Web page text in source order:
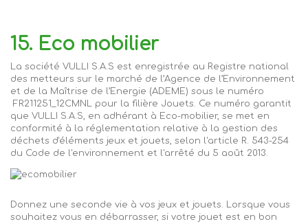
15. Eco mobilier
La société VULLI S.A.S est enregistrée au Registre national
des metteurs sur le marché de l’Agence de l’Environnement
et de la Maîtrise de l’Energie (ADEME) sous le numéro
FR211251_12CMNL pour la filière Jouets. Ce numéro garantit
que VULLI S.A.S, en adhérant à Eco-mobilier, se met en
conformité à la réglementation relative à la gestion des
déchets d'éléments jeux et jouets, selon l'article R. 543-254
du Code de l'environnement et l'arrêté du 5 août 2013.
Donnez une seconde vie à vos jeux et jouets. Lorsque vous
souhaitez vous en débarrasser, si votre jouet est en bon